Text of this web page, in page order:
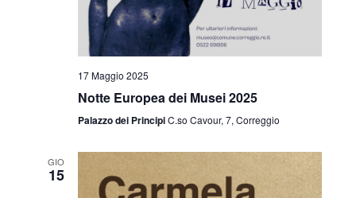
17 Maggio 2025
Notte Europea dei Musei 2025
Palazzo dei PrincipiC.so Cavour, 7, Correggio
GIO
15